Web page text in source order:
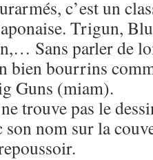
c’est un
Trigun,
Sans parler de
bien bourrins
Guns (miam).
trouve pas le
nom sur la